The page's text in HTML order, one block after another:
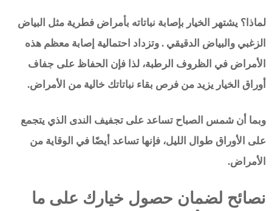
لماذا؟ يشتهر الخيار بإصابة نباتاته بأمراض فطرية مثل البياض
الزغبي والبياض الدقيقي . وتزداد احتمالية إصابة معظم هذه
الأمراض في الظروف الرطبة، لذا فإن الحفاظ على جفاف
أوراق الخيار يزيد من فرص بقاء نباتاتك خالية من الأمراض.
وبما أن شمس الصباح تساعد على تجفيف الندى الذي يتجمع
على الأوراق طوال الليل، فإنها تساعد أيضًا في الوقاية من
الأمراض.
نصائح لضمان حصول خيارك على ما